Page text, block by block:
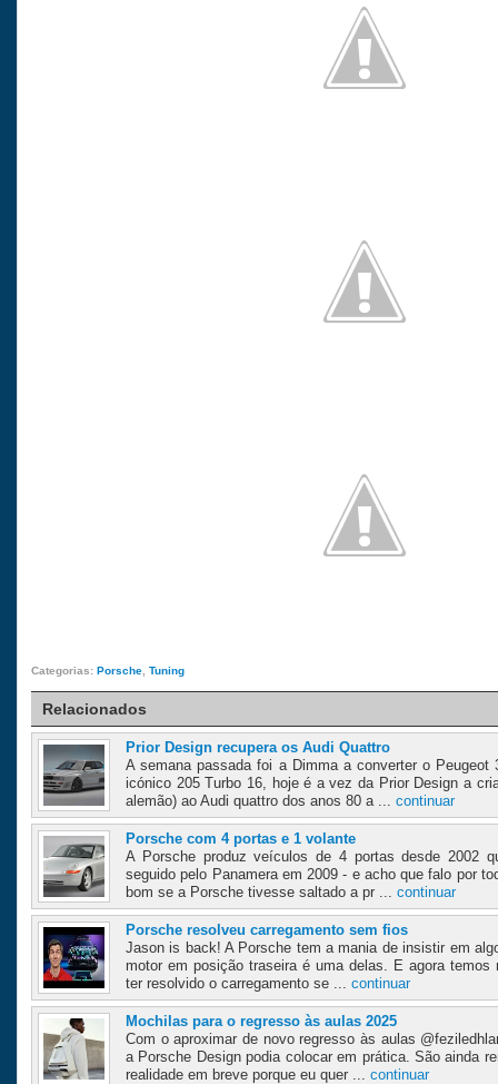
Categorias: Porsche Tuning
Relacionados
Prior Design recupera os Audi Quattro
A semana passada foi a Dimma a converter o Peugeot
icónico 205 Turbo 16, hoje é a vez da Prior Design a
alemão) ao Audi quattro dos anos 80 a ... continuar
Porsche com 4 portas e 1 volante
A Porsche produz veículos de 4 portas desde 2002
seguido pelo Panamera em 2009 - e acho que falo por
bom se a Porsche tivesse saltado a pr ... continuar
Porsche resolveu carregamento sem fios
Jason is back! A Porsche tem a mania de insistir em
motor em posição traseira é uma delas. E agora
ter resolvido o carregamento se ... continuar
Mochilas para o regresso às aulas 2025
Com o aproximar de novo regresso às aulas
a Porsche Design podia colocar em prática. São ainda
realidade em breve porque eu quer ... continuar